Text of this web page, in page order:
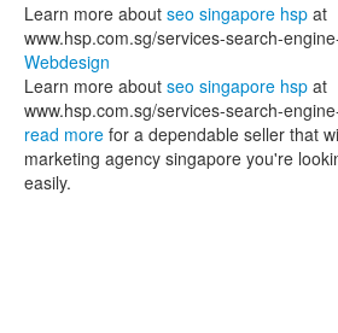
Learn more about seo singapore hsp at
www.hsp.com.sg/services-search-
Webdesign
Learn more about seo singapore hsp at
www.hsp.com.sg/services-search-
read more for a dependable seller that
marketing agency singapore you're
easily.